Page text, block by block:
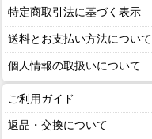
特定商取引法に基づく表示
送料とお支払い方法について
個人情報の取扱いについて
ご利用ガイド
返品・交換について